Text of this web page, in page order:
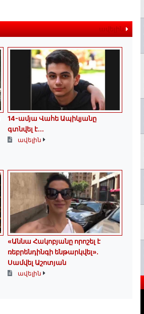
ավելին
14-ամյա Վահե Ապիկյանը
գտնվել է...
ավելին
«Աննա Հակոբյանը որոշել է
ռեբրենդինգի ենթարկվել».
Սամվել Աշոտյան
ավելին